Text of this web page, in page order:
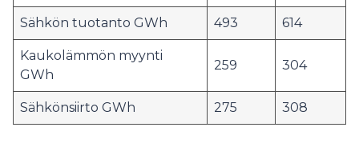
Sähkön tuotanto GWh 493 614
Kaukolämmön myynti
GWh
259 304
Sähkönsiirto GWh 275 308